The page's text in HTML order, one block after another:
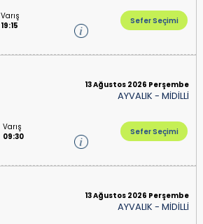
Varış
19:15
Sefer Seçimi
13 Ağustos 2026 Perşembe
AYVALIK -MİDİLLİ
Varış
09:30
Sefer Seçimi
13 Ağustos 2026 Perşembe
AYVALIK -MİDİLLİ